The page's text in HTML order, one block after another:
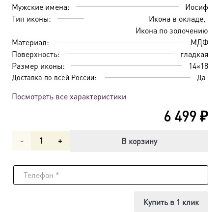
Мужские имена:
Иосиф
Тип иконы:
Икона в окладе
Икона по золочению
Материал:
МДФ
Поверхность:
гладкая
Размер иконы:
14×18
Доставка по всей России: Да
Посмотреть все характеристики
6 499₽
Количество
Икона
В корзину
Купить в 1 клик